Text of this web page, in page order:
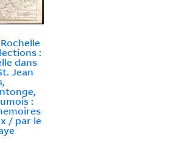
:
dans
Jean
:
/ par le